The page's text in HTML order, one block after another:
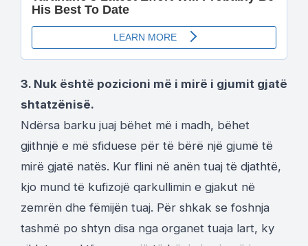
3. Nuk është pozicioni më i mirë i gjumit gjatë
shtatzënisë.
Ndërsa barku juaj bëhet më i madh, bëhet
gjithnjë e më sfiduese për të bërë një gjumë të
mirë gjatë natës. Kur flini në anën tuaj të djathtë,
kjo mund të kufizojë qarkullimin e gjakut në
zemrën dhe fëmijën tuaj. Për shkak se foshnja
tashmë po shtyn disa nga organet tuaja lart, ky